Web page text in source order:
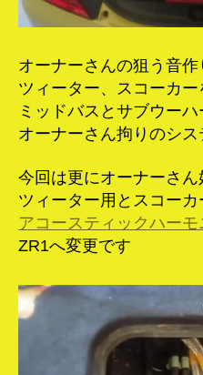
オーナーさんの狙う音作
ツィーター、スコーカ
ミッドバスとサブウー
オーナーさん拘りのシス
今回は更にオーナーさ
ツィーター用とスコー
アコースティックハーモ
ZR1へ変更です